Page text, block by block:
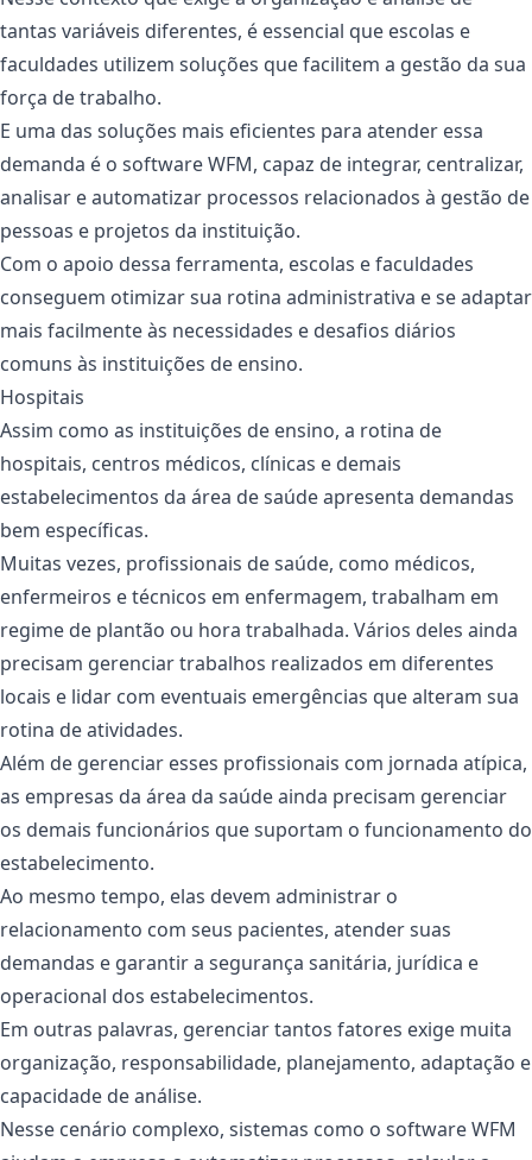
tantas variáveis diferentes, é essencial que escolas e
faculdades utilizem soluções que facilitem a gestão da sua
força de trabalho.
E uma das soluções mais eficientes para atender essa
demanda é o software WFM, capaz de integrar, centralizar,
analisar e automatizar processos relacionados à gestão de
pessoas e projetos da instituição.
Com o apoio dessa ferramenta, escolas e faculdades
conseguem otimizar sua rotina administrativa e se adaptar
mais facilmente às necessidades e desafios diários
comuns às instituições de ensino.
Hospitais
Assim como as instituições de ensino, a rotina de
hospitais, centros médicos, clínicas e demais
estabelecimentos da área de saúde apresenta demandas
bem específicas.
Muitas vezes, profissionais de saúde, como médicos,
enfermeiros e técnicos em enfermagem, trabalham em
regime de plantão ou hora trabalhada. Vários deles ainda
precisam gerenciar trabalhos realizados em diferentes
locais e lidar com eventuais emergências que alteram sua
rotina de atividades.
Além de gerenciar esses profissionais com jornada atípica,
as empresas da área da saúde ainda precisam gerenciar
os demais funcionários que suportam o funcionamento do
estabelecimento.
Ao mesmo tempo, elas devem administrar o
relacionamento com seus pacientes, atender suas
demandas e garantir a segurança sanitária, jurídica e
operacional dos estabelecimentos.
Em outras palavras, gerenciar tantos fatores exige muita
organização, responsabilidade, planejamento, adaptação e
capacidade de análise.
Nesse cenário complexo, sistemas como o software WFM